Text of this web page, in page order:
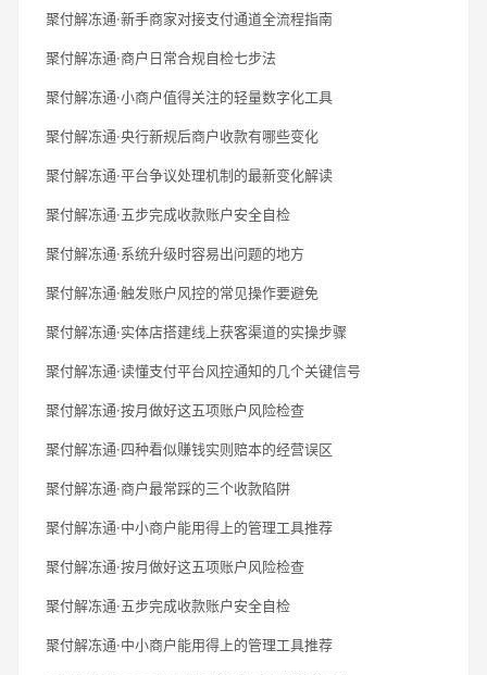
聚付解冻通·新手商家对接支付通道全流程指南
聚付解冻通·商户日常合规自检七步法
聚付解冻通·小商户值得关注的轻量数字化工具
聚付解冻通·央行新规后商户收款有哪些变化
聚付解冻通·平台争议处理机制的最新变化解读
聚付解冻通·五步完成收款账户安全自检
聚付解冻通·系统升级时容易出问题的地方
聚付解冻通·触发账户风控的常见操作要避免
聚付解冻通·实体店搭建线上获客渠道的实操步骤
聚付解冻通·读懂支付平台风控通知的几个关键信号
聚付解冻通·按月做好这五项账户风险检查
聚付解冻通·四种看似赚钱实则赔本的经营误区
聚付解冻通·商户最常踩的三个收款陷阱
聚付解冻通·中小商户能用得上的管理工具推荐
聚付解冻通·按月做好这五项账户风险检查
聚付解冻通·五步完成收款账户安全自检
聚付解冻通·中小商户能用得上的管理工具推荐